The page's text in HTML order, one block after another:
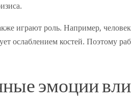
играют роль. Например, человек
ослаблением костей. Поэтому
эмоции